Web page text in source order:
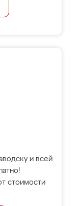
и всей
стоимости